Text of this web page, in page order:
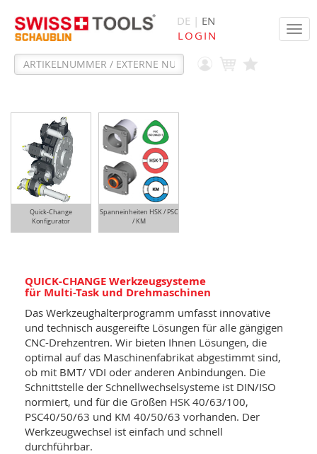
DE | EN
LOGIN
Quick-Change
Konfigurator
Spanneinheiten HSK / PSC
/ KM
QUICK-CHANGE Werkzeugsysteme
für Multi-Task und Drehmaschinen
Das Werkzeughalterprogramm umfasst innovative
und technisch ausgereifte Lösungen für alle gängigen
CNC-Drehzentren. Wir bieten Ihnen Lösungen, die
optimal auf das Maschinenfabrikat abgestimmt sind,
ob mit BMT/ VDI oder anderen Anbindungen. Die
Schnittstelle der Schnellwechselsysteme ist DIN/ISO
normiert, und für die Größen HSK 40/63/100,
PSC40/50/63 und KM 40/50/63 vorhanden. Der
Werkzeugwechsel ist einfach und schnell
durchführbar.